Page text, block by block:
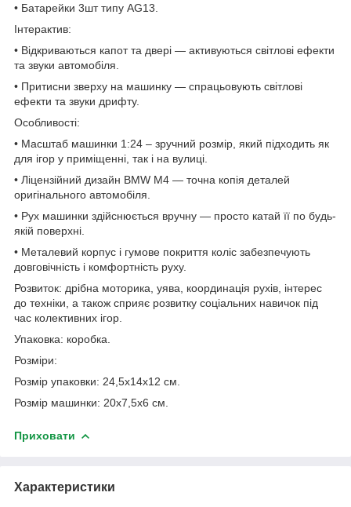
• Батарейки 3шт типу AG13.
Інтерактив:
• Відкриваються капот та двері — активуються світлові ефекти
та звуки автомобіля.
• Притисни зверху на машинку — спрацьовують світлові
ефекти та звуки дрифту.
Особливості:
• Масштаб машинки 1:24 – зручний розмір, який підходить як
для ігор у приміщенні, так і на вулиці.
• Ліцензійний дизайн BMW M4 — точна копія деталей
оригінального автомобіля.
• Рух машинки здійснюється вручну — просто катай її по будь-
якій поверхні.
• Металевий корпус і гумове покриття коліс забезпечують
довговічність і комфортність руху.
Розвиток: дрібна моторика, уява, координація рухів, інтерес
до техніки, а також сприяє розвитку соціальних навичок під
час колективних ігор.
Упаковка: коробка.
Розміри:
Розмір упаковки: 24,5х14х12 см.
Розмір машинки: 20х7,5х6 см.
Приховати
Характеристики